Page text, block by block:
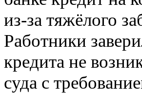
из-за тяжёлого
Работники
кредита не
суда с